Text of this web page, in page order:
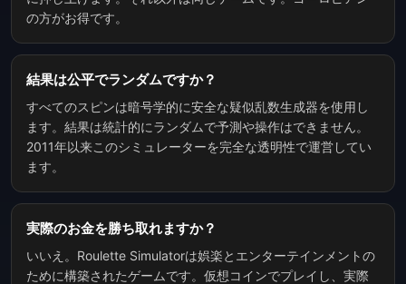
の方がお得です。
結果は公平でランダムですか？
すべてのスピンは暗号学的に安全な疑似乱数生成器を使用し
ます。結果は統計的にランダムで予測や操作はできません。
2011年以来このシミュレーターを完全な透明性で運営してい
ます。
実際のお金を勝ち取れますか？
いいえ。Roulette Simulatorは娯楽とエンターテインメントの
ために構築されたゲームです。仮想コインでプレイし、実際